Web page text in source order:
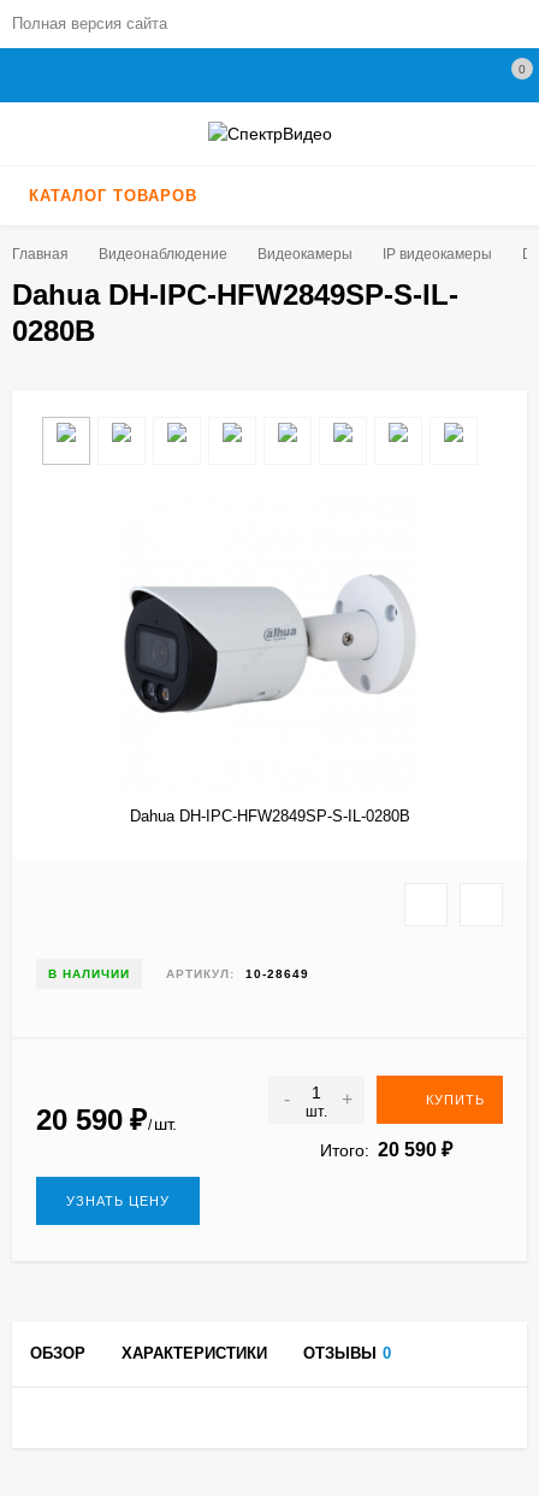
Полная версия сайта
0
КАТАЛОГ ТОВАРОВ
Главная Видеонаблюдение Видеокамеры IP видеокамеры
Dahua DH-IPC-HFW2849SP-S-IL-
0280B
Dahua DH-IPC-HFW2849SP-S-IL-0280B
В НАЛИЧИИ АРТИКУЛ: 10-28649
20 590 ₽/ шт.
-
шт.
+ КУПИТЬ
Итого: 20 590 ₽
УЗНАТЬ ЦЕНУ
ОБЗОР ХАРАКТЕРИСТИКИ ОТЗЫВЫ 0